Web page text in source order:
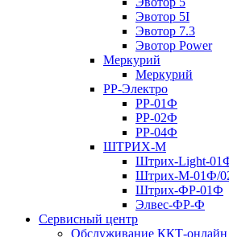
Эвотор 5I
Эвотор 7.3
Эвотор Power
Меркурий
Меркурий
РР-Электро
РР-01Ф
РР-02Ф
РР-04Ф
ШТРИХ-М
Штрих-Light-
Штрих-М-01Ф/
Штрих-ФР-01Ф
Элвес-ФР-Ф
Сервисный центр
Обслуживание ККТ-онлайн